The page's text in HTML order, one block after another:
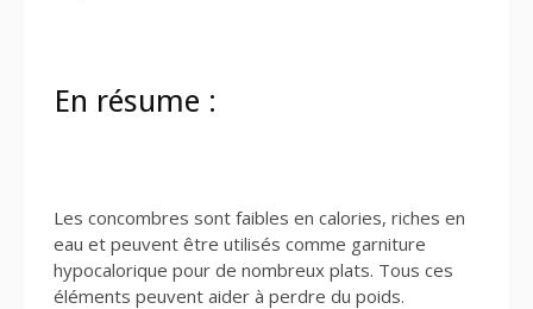
En résume :
Les concombres sont faibles en calories, riches en
eau et peuvent être utilisés comme garniture
hypocalorique pour de nombreux plats. Tous ces
éléments peuvent aider à perdre du poids.